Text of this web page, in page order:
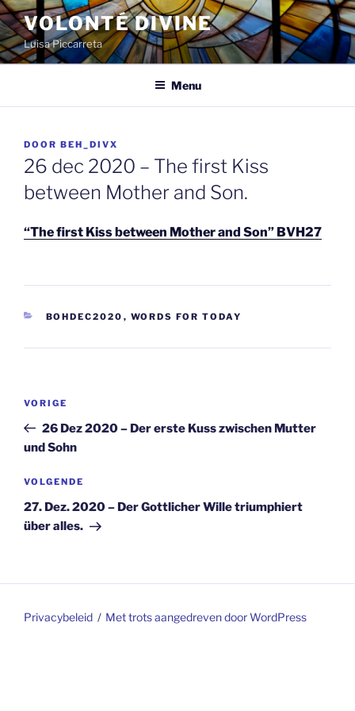
Spring
naar
de
inhoud
VOLONTÉ DIVINE
Luisa Piccarreta
Menu
GEPLAATST
OP
DOOR BEH_DIVX
26 dec 2020 – The first Kiss
between Mother and Son.
“The first Kiss between Mother and Son” BVH27
CATEGORIEËN
BOHDEC2020 , WORDS FOR TODAY
Vorig
bericht
VORIGE
26 Dez 2020 – Der erste Kuss zwischen Mutter
und Sohn
Volgend
bericht
VOLGENDE
27. Dez. 2020 – Der Gottlicher Wille triumphiert
über alles.
Privacybeleid Met trots aangedreven door WordPress